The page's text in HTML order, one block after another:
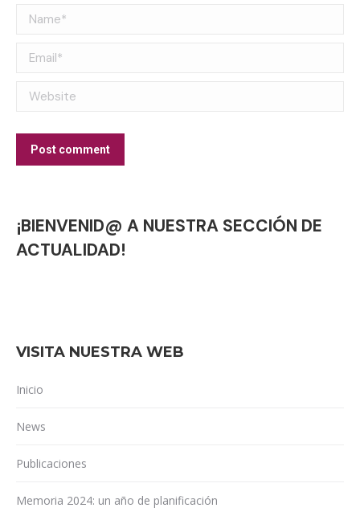
Name *
Email *
Website
Post comment
¡BIENVENID@ A NUESTRA SECCIÓN DE
ACTUALIDAD!
VISITA NUESTRA WEB
Inicio
News
Publicaciones
Memoria 2024: un año de planificación